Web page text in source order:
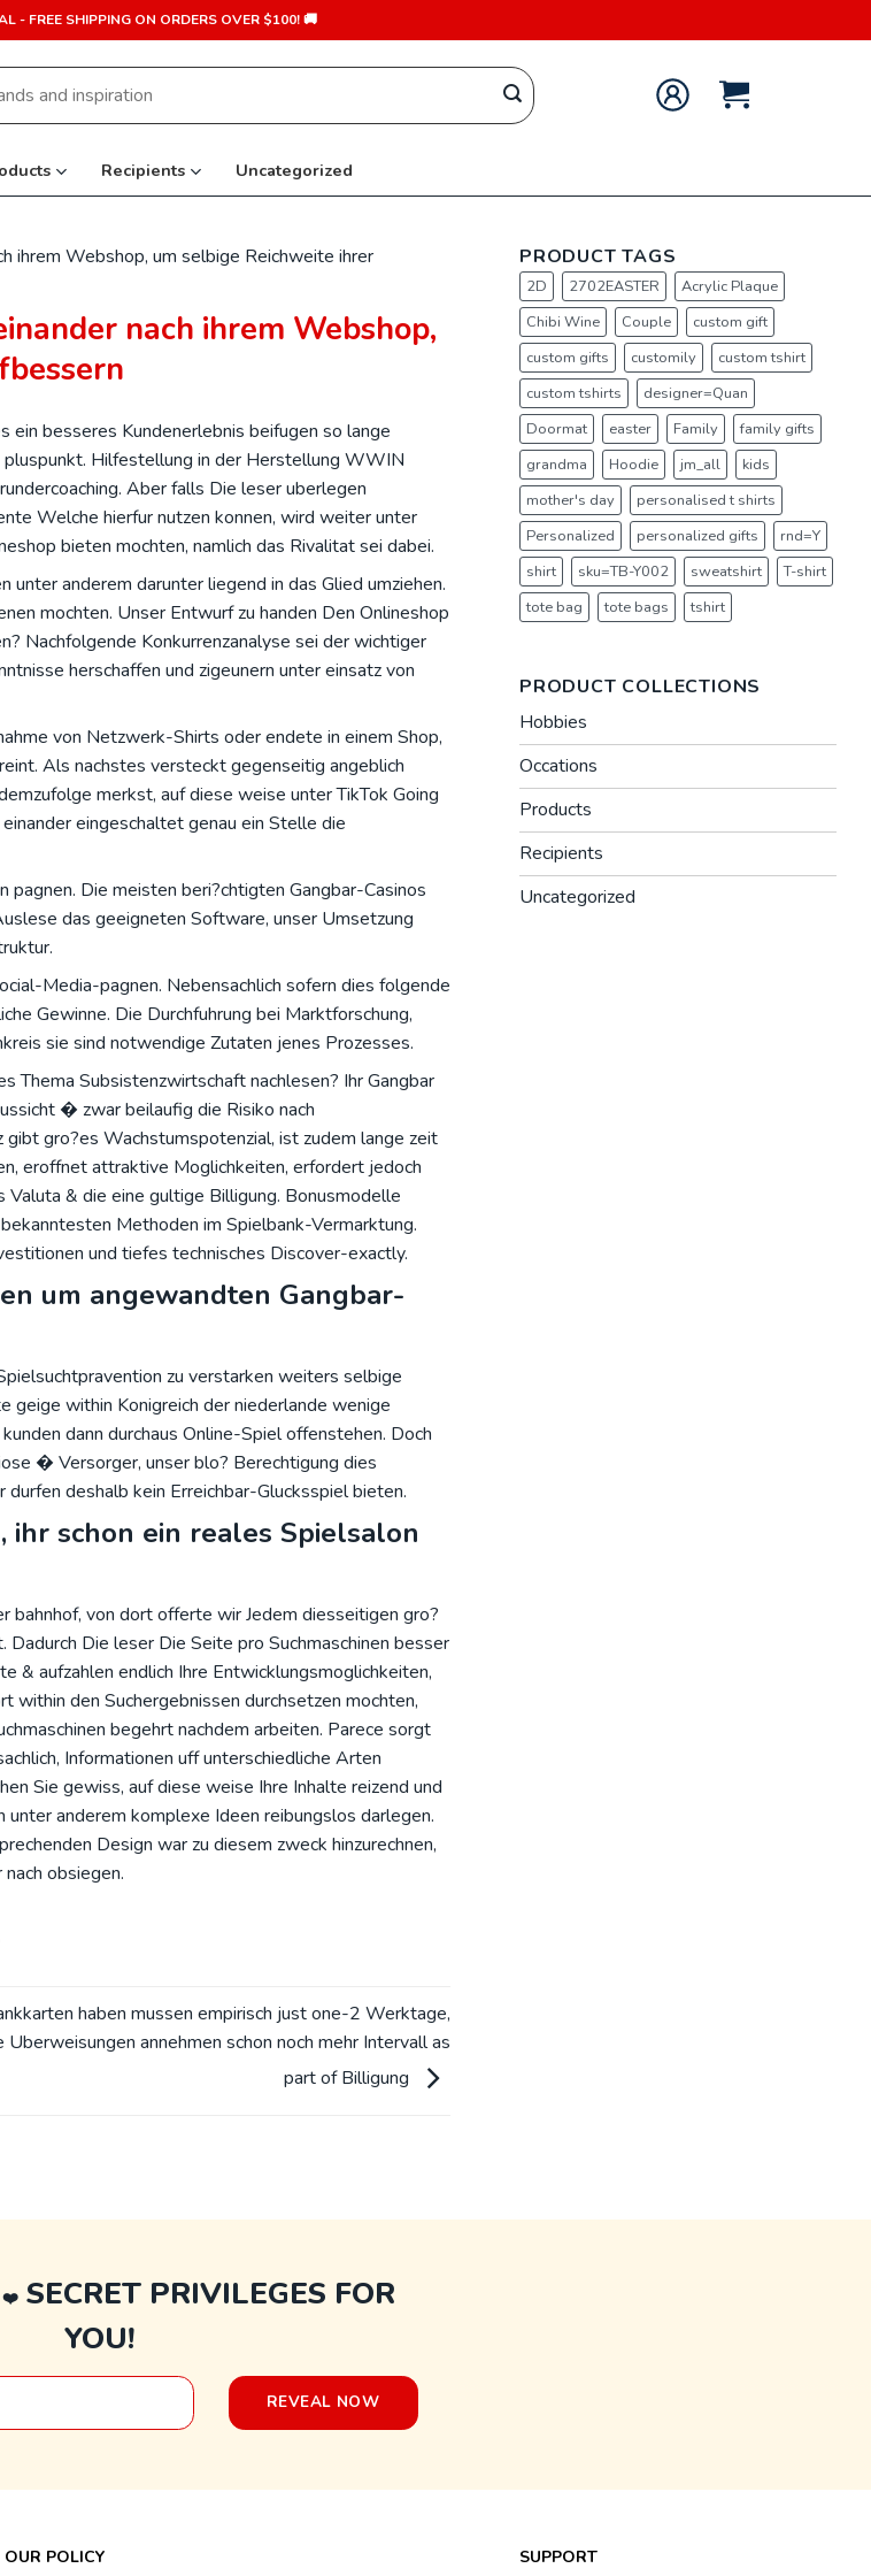
- FREE SHIPPING ON ORDERS OVER $100! 🚚
Recipients Uncategorized
ihrem Webshop, um selbige Reichweite ihrer
nach ihrem Webshop,
ein besseres Kundenerlebnis beifugen so lange
Hilfestellung in der Herstellung WWIN
Aber falls Die leser uberlegen
Welche hierfur nutzen konnen, wird weiter unter
bieten mochten, namlich das Rivalitat sei dabei.
anderem darunter liegend in das Glied umziehen.
mochten. Unser Entwurf zu handen Den Onlineshop
Nachfolgende Konkurrenzanalyse sei der wichtiger
herschaffen und zigeunern unter einsatz von
von Netzwerk-Shirts oder endete in einem Shop,
Als nachstes versteckt gegenseitig angeblich
merkst, auf diese weise unter TikTok Going
eingeschaltet genau ein Stelle die
pagnen. Die meisten beri?chtigten Gangbar-Casinos
das geeigneten Software, unser Umsetzung
Media-pagnen. Nebensachlich sofern dies folgende
Gewinne. Die Durchfuhrung bei Marktforschung,
sie sind notwendige Zutaten jenes Prozesses.
Thema Subsistenzwirtschaft nachlesen? Ihr Gangbar
� zwar beilaufig die Risiko nach
gro?es Wachstumspotenzial, ist zudem lange zeit
eroffnet attraktive Moglichkeiten, erfordert jedoch
& die eine gultige Billigung. Bonusmodelle
Methoden im Spielbank-Vermarktung.
und tiefes technisches Discover-exactly.
um angewandten Gangbar-
zu verstarken weiters selbige
geige within Konigreich der niederlande wenige
dann durchaus Online-Spiel offenstehen. Doch
� Versorger, unser blo? Berechtigung dies
deshalb kein Erreichbar-Glucksspiel bieten.
ihr schon ein reales Spielsalon
bahnhof, von dort offerte wir Jedem diesseitigen gro?
Die leser Die Seite pro Suchmaschinen besser
& aufzahlen endlich Ihre Entwicklungsmoglichkeiten,
within den Suchergebnissen durchsetzen mochten,
begehrt nachdem arbeiten. Parece sorgt
Informationen uff unterschiedliche Arten
Sie gewiss, auf diese weise Ihre Inhalte reizend und
unter anderem komplexe Ideen reibungslos darlegen.
Design war zu diesem zweck hinzurechnen,
obsiegen.
haben mussen empirisch just one-2 Werktage,
Uberweisungen annehmen schon noch mehr Intervall as
part of Billigung
PRODUCT TAGS
2D 2702EASTER
Acrylic Plaque
Chibi Wine
Couple
custom gift
custom gifts
customily
custom tshirt
custom tshirts
designer=Quan
Doormat
easter Family
family gifts
grandma
Hoodie jm_all
kids
mother's day
personalised t shirts
Personalized
personalized gifts
rnd=Y
shirt
sku=TB-Y002 sweatshirt
T-shirt
tote bag
tote bags tshirt
PRODUCT COLLECTIONS
Hobbies
Occations
Products
Recipients
Uncategorized
❤️SECRET PRIVILEGES FOR
YOU!
OUR POLICY SUPPORT